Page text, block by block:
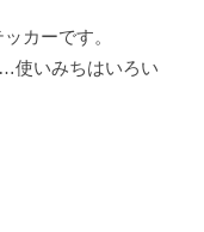
カーです。
使いみちはいろい